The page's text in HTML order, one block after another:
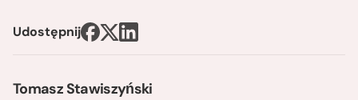
Tomasz Stawiszyński
Udostępnij